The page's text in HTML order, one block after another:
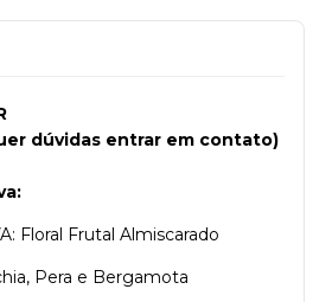
dúvidas entrar em contato)
Floral Frutal Almiscarado
Pera e Bergamota